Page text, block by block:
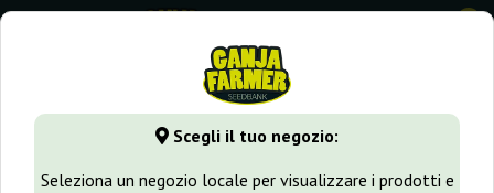
Scegli il tuo negozio:
Seleziona un negozio locale per visualizzare i prodotti e
0
GanjaFarmer.it Varietà di Cannabis Kush King's Kush